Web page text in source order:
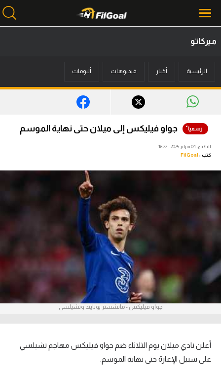
أخبار
ميركاتو
فانتازي في الجول
ركن الألعاب
الدوري المصري
الدوري الإسباني
ميركاتو
الرئيسية أخبار فيديوهات ألبومات
جواو فيليكس إلى ميلان حتى نهاية الموسم
الثلاثاء، 04 فبراير 2025 - 16:22
كتب : FilGoal
جواو فيليكس - مانشستر يونايتد وتشيلسي
أعلن نادي ميلان يوم الثلاثاء ضم جواو فيليكس مهاجم تشيلسي
على سبيل الإعارة حتى نهاية الموسم.